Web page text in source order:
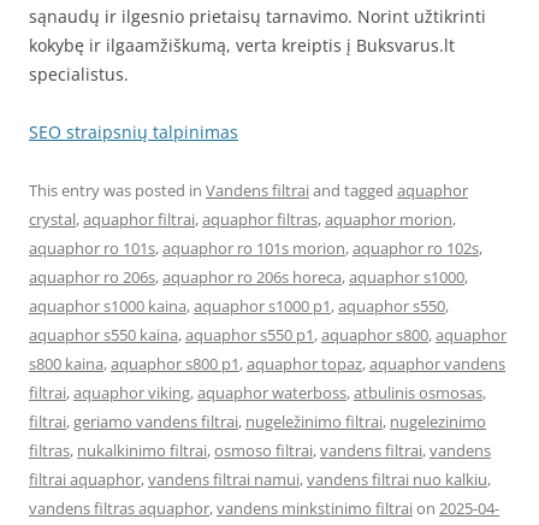
sąnaudų ir ilgesnio prietaisų tarnavimo. Norint užtikrinti
kokybę ir ilgaamžiškumą, verta kreiptis į Buksvarus.lt
specialistus.
SEO straipsnių talpinimas
This entry was posted in Vandens filtraiand tagged aquaphor
crystal,aquaphor filtrai,aquaphor filtras,aquaphor morion,
aquaphor ro 101s,aquaphor ro 101s morion,aquaphor ro 102s,
aquaphor ro 206s,aquaphor ro 206s horeca,aquaphor s1000,
aquaphor s1000 kaina,aquaphor s1000 p1,aquaphor s550,
aquaphor s550 kaina,aquaphor s550 p1,aquaphor s800,aquaphor
s800 kaina,aquaphor s800 p1,aquaphor topaz,aquaphor vandens
filtrai,aquaphor viking,aquaphor waterboss,atbulinis osmosas,
filtrai,geriamo vandens filtrai, nugeležinimo filtrai, nugelezinimo
filtras, nukalkinimo filtrai,osmoso filtrai,vandens filtrai,vandens
filtrai aquaphor,vandens filtrai namui,vandens filtrai nuo kalkiu,
vandens filtras aquaphor,vandens minkstinimo filtraion 2025-04-